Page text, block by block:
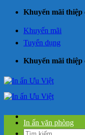
Khuyến mãi thiệp
Khuyến mãi
Tuyển dụng
Khuyến mãi thiệp
Tìm
In ấn văn phòng